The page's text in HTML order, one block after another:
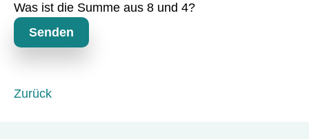
h
f
d
Was ist die Summe aus 8 und 4?
Senden
Zurück